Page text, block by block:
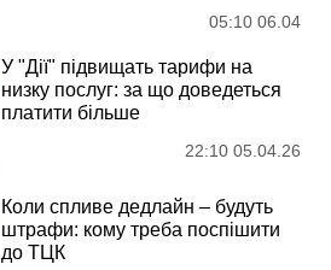
05:10 06.04
У "Дії" підвищать тарифи на
низку послуг: за що доведеться
платити більше
22:10 05.04.26
Коли спливе дедлайн – будуть
штрафи: кому треба поспішити
до ТЦК